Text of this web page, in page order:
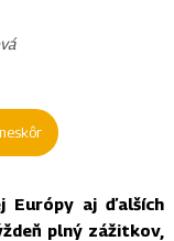
Európy aj ďalších
plný zážitkov,